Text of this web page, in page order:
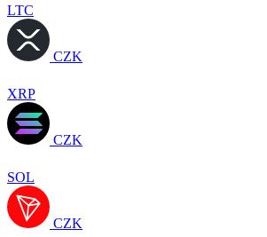
LTC
CZK
XRP
CZK
SOL
CZK